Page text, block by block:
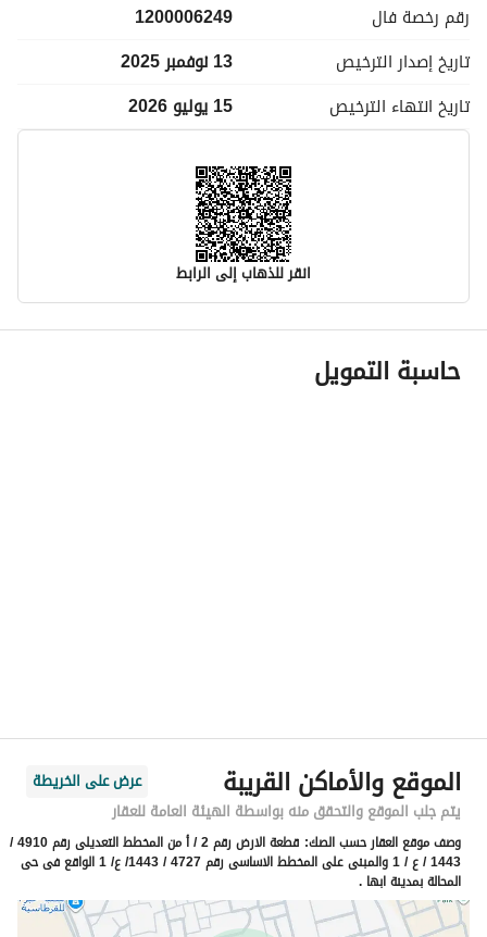
رقم رخصة فال
1200006249
تاريخ إصدار الترخيص
13 نوفمبر 2025
تاريخ انتهاء الترخيص 15 يوليو 2026
انقر للذهاب إلى الرابط
معلومات مسؤول الإعلان
اسم المسؤول
رقم المبنى
4237
الرقم الاضافي
7527
خط العرض
18.25529206468596
حاسبة التمويل
الموقع والأماكن القريبة
عرض على الخريطة
يتم جلب الموقع والتحقق منه بواسطة الهيئة العامة للعقار
وصف موقع العقار حسب الصك:
قطعة الارض رقم 2 / أ من المخطط التعديلى رقم 4910 /
1443 / ع / 1 والمبنى على المخطط الاساسى رقم 4727 / 1443/ ع/ 1 الواقع فى حى
المحالة بمدينة ابها .